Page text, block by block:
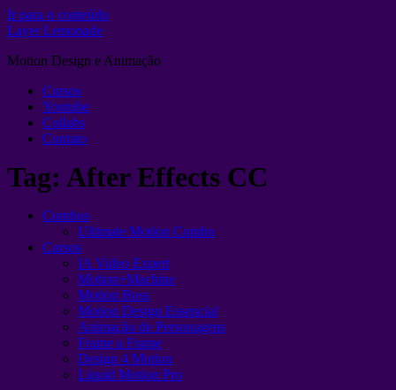
Ir para o conteúdo
Layer Lemonade
Motion Design e Animação
Cursos
Youtube
Collabs
Contato
Tag: After Effects CC
Combos
Ultimate Motion Combo
Cursos
IA Video Expert
Motion+Machine
Motion Boss
Motion Design Essencial
Animação de Personagens
Frame a Frame
Design 4 Motion
Liquid Motion Pro